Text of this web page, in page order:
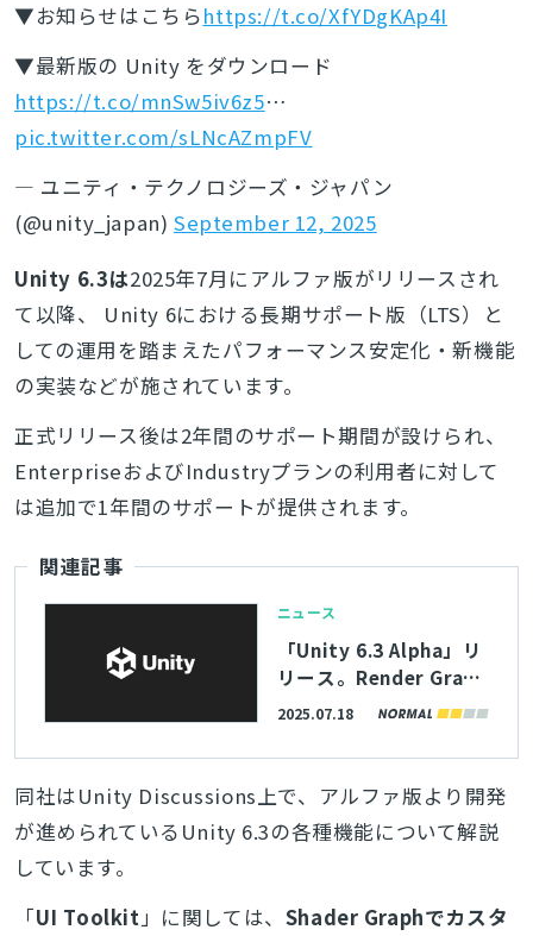
▼お知らせはこちらhttps://t.co/XfYDgKAp4I
▼最新版の Unity をダウンロード
https://t.co/mnSw5iv6z5…
pic.twitter.com/sLNcAZmpFV
— ユニティ・テクノロジーズ・ジャパン
(@unity_japan) September 12, 2025
Unity 6.3は2025年7月にアルファ版がリリースされ
て以降、 Unity 6における長期サポート版（LTS）と
しての運用を踏まえたパフォーマンス安定化・新機能
の実装などが施されています。
正式リリース後は2年間のサポート期間が設けられ、
EnterpriseおよびIndustryプランの利用者に対して
は追加で1年間のサポートが提供されます。
関連記事
ニュース
「Unity 6.3 Alpha」リ
リース。Render Graph
がデフォルトで有効化
い将来削除される
2025.07.18
同社はUnity Discussions上で、アルファ版より開発
が進められているUnity 6.3の各種機能について解説
しています。
「UI Toolkit 」に関しては、 Shader Graphでカスタ